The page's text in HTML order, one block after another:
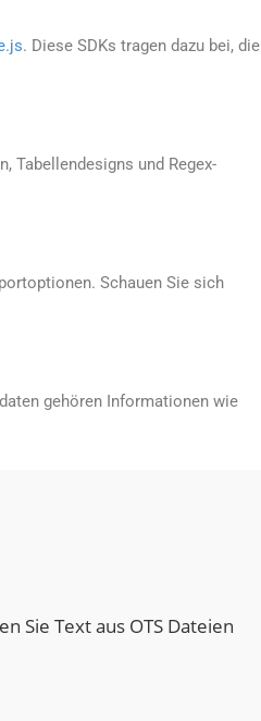
. Diese SDKs tragen dazu bei, die
Tabellendesigns und Regex-
Schauen Sie sich
gehören Informationen wie
Sie Text aus OTS Dateien